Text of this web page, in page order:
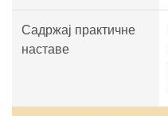
Садржај практичне
наставе